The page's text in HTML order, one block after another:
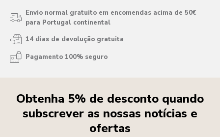
Envio normal gratuito em encomendas acima de 50€
para Portugal continental
14 dias de devolução gratuita
Pagamento 100% seguro
Obtenha 5% de desconto quando
subscrever as nossas notícias e
ofertas